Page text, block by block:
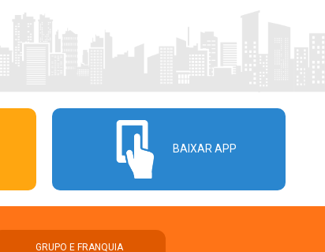
BAIXAR APP
GRUPO E FRANQUIA